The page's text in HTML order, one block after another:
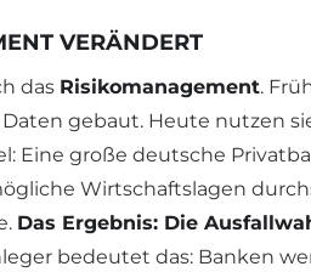
VERÄNDERT
das Risikomanagement.
gebaut. Heute nutzen
Eine große deutsche
Wirtschaftslagen
Das Ergebnis: Die
bedeutet das: Banken